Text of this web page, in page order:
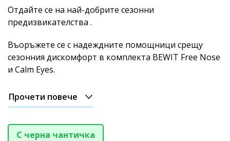
Отдайте се на най-добрите сезонни
предизвикателства .
Въоръжете се с надеждните помощници срещу
сезонния дискомфорт в комплекта BEWIT Free Nose
и Calm Eyes.
Прочети повече
С черна чантичка